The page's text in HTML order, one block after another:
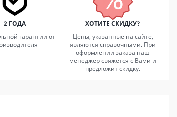
2 ГОДА
гарантии от
ХОТИТЕ СКИДКУ?
Цены, указанные на сайте,
являются справочными. При
оформлении заказа наш
менеджер свяжется с Вами и
предложит скидку.